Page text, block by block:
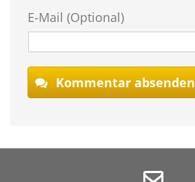
E-Mail (Optional)
Kommentar absenden